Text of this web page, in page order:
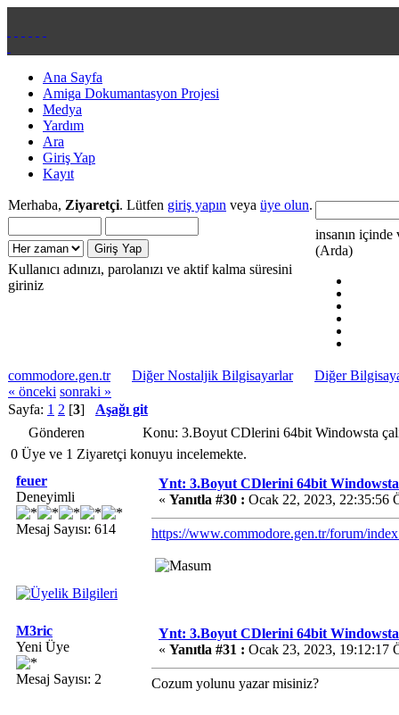
Ana Sayfa
Amiga Dokumantasyon Projesi
Medya
Yardım
Ara
Giriş Yap
Kayıt
Merhaba, Ziyaretçi. Lütfen giriş yapın veya üye olun.
Kullanıcı adınızı, parolanızı ve aktif kalma süresini
giriniz
insanın içinde
(Arda)
commodore.gen.tr Diğer Nostaljik Bilgisayarlar
Diğer
« önceki sonraki »
Sayfa: 1 2 [3] Aşağı git
Gönderen
Konu: 3.Boyut CDlerini 64bit Windowsta
0 Üye ve 1 Ziyaretçi konuyu incelemekte.
feuer
Deneyimli
Mesaj Sayısı: 614
Ynt: 3.Boyut CDlerini 64bit Windowsta
« Yanıtla #30 : Ocak 22, 2023, 22:35:56
https://www.commodore.gen.tr/forum/
M3ric
Yeni Üye
Mesaj Sayısı: 2
Ynt: 3.Boyut CDlerini 64bit Windowsta
« Yanıtla #31 : Ocak 23, 2023, 19:12:17
Cozum yolunu yazar misiniz?